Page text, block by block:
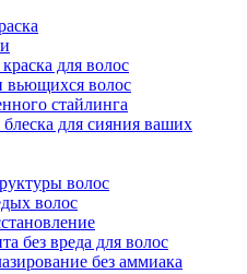
для волос
вьющихся волос
стайлинга
для сияния ваших
волос
волос
без вреда для волос
без аммиака